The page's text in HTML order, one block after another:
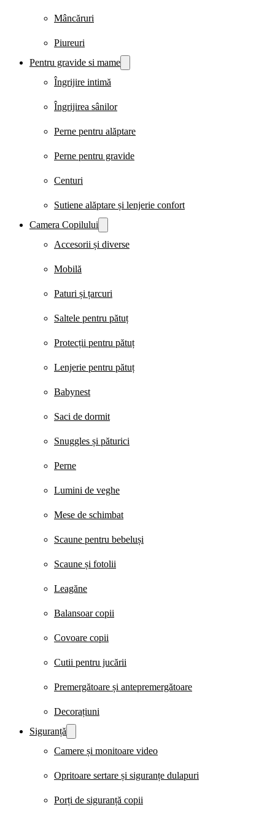
Mâncăruri
Piureuri
Pentru gravide si mame
Îngrijire intimă
Îngrijirea sânilor
Perne pentru alăptare
Perne pentru gravide
Centuri
Sutiene alăptare și lenjerie confort
Camera Copilului
Accesorii și diverse
Mobilă
Paturi și țarcuri
Saltele pentru pătuț
Protecții pentru pătuț
Lenjerie pentru pătuț
Babynest
Saci de dormit
Snuggles și păturici
Perne
Lumini de veghe
Mese de schimbat
Scaune pentru bebeluși
Scaune și fotolii
Leagăne
Balansoar copii
Covoare copii
Cutii pentru jucării
Premergătoare și antepremergătoare
Decorațiuni
Siguranță
Camere și monitoare video
Opritoare sertare și siguranțe dulapuri
Porți de siguranță copii